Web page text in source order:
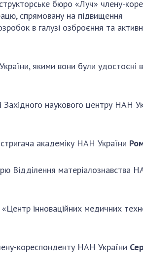
становлять
НАН України
Державний
бюджет НАН
НАН України
НОВИНИ
УКРАЇНИ
НАУКОВІ
КОНТАКТИ
бюро «Луч» члену-
спрямовану на підвищення
в галузі озброєння та
якими вони були удостоєні
Західного наукового центру НАН
академіку НАН України
Відділення матеріалознавства
«Центр інноваційних медичних
кореспонденту НАН України